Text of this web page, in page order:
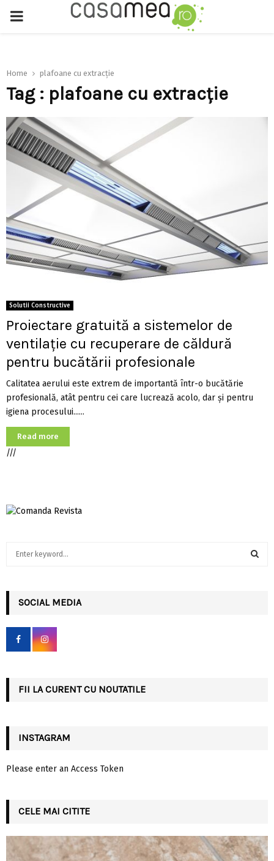
PRIMARY
Home plafoane cu extracţie
Tag : plafoane cu extracţie
Solutii Constructive
Proiectare gratuită a sistemelor de
ventilaţie cu recuperare de căldură
pentru bucătării profesionale
Calitatea aerului este extrem de importantă într-o bucătărie
profesională, atât pentru cei care lucrează acolo, dar și pentru
igiena procesului......
Read more
///
h
f
r
SOCIAL MEDIA
FII LA CURENT CU NOUTATILE
INSTAGRAM
Please enter an Access Token
CELE MAI CITITE